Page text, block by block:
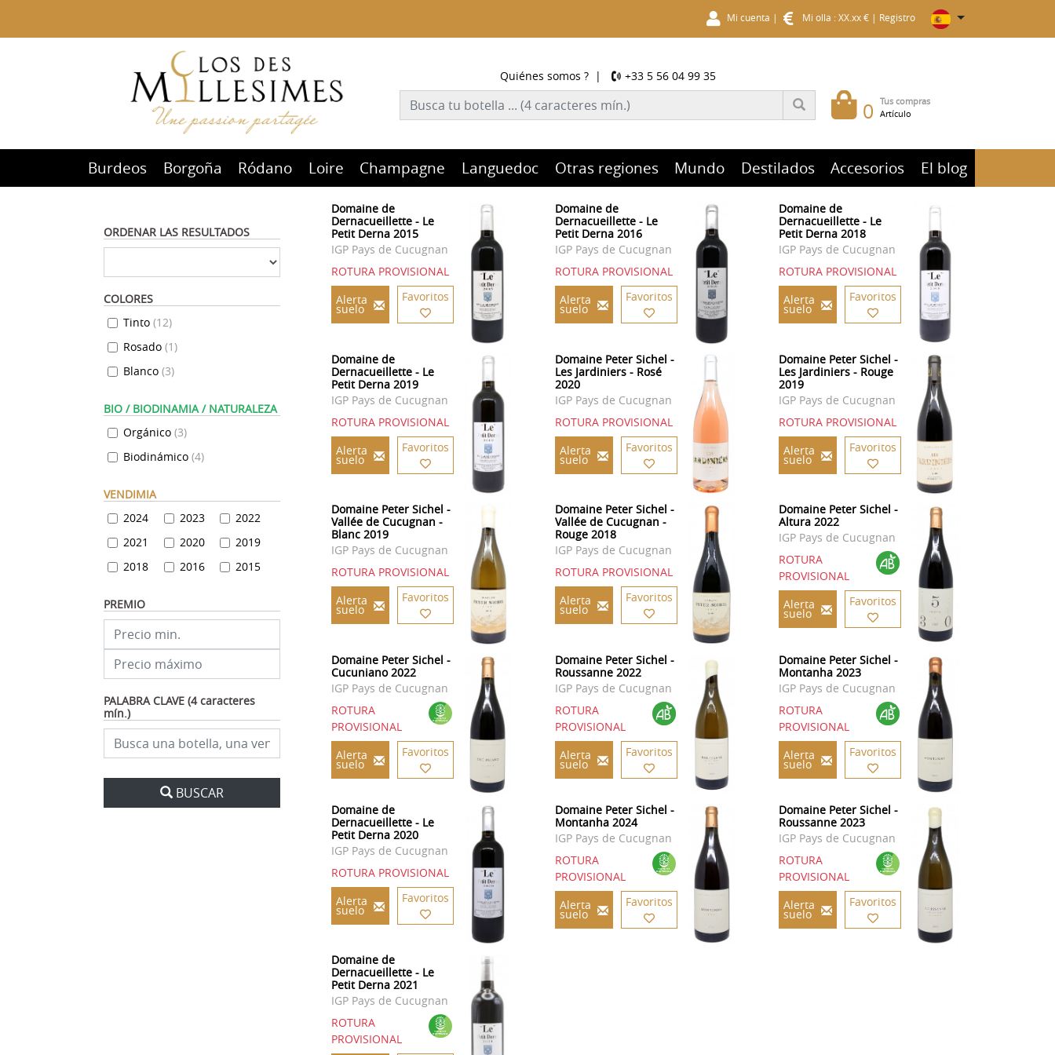
Mi cuenta | Mi olla : XX.xx € | Registro
0 Tus compras
Artículo
Quiénes somos ?| +33 5 56 04 99 35
Burdeos Borgoña Ródano Loire Champagne Languedoc Otras regiones Mundo Destilados Accesorios El blog
ORDENAR LAS RESULTADOS
COLORES
Tinto (12)
Rosado (1)
Blanco (3)
BIO / BIODINAMIA / NATURALEZA
Orgánico (3)
Biodinámico (4)
VENDIMIA
2024
2023
2022
2021
2020
2019
2018
2016 2015
PREMIO
PALABRA CLAVE (4 caracteres
mín.)
BUSCAR
Domaine de
Dernacueillette - Le
Petit Derna 2015
IGP Pays de Cucugnan
ROTURA PROVISIONAL
Alerta
suelo
Favoritos
Domaine de
Dernacueillette - Le
Petit Derna 2016
IGP Pays de Cucugnan
ROTURA PROVISIONAL
Alerta
suelo
Favoritos
Domaine de
Dernacueillette - Le
Petit Derna 2018
IGP Pays de Cucugnan
ROTURA PROVISIONAL
Alerta
suelo
Favoritos
Domaine de
Dernacueillette - Le
Petit Derna 2019
IGP Pays de Cucugnan
ROTURA PROVISIONAL
Alerta
suelo
Favoritos
Domaine Peter Sichel -
Les Jardiniers - Rosé
2020
IGP Pays de Cucugnan
ROTURA PROVISIONAL
Alerta
suelo
Favoritos
Domaine Peter Sichel -
Les Jardiniers - Rouge
2019
IGP Pays de Cucugnan
ROTURA PROVISIONAL
Alerta
suelo
Favoritos
Domaine Peter Sichel -
Vallée de Cucugnan -
Blanc 2019
IGP Pays de Cucugnan
ROTURA PROVISIONAL
Alerta
suelo
Favoritos
Domaine Peter Sichel -
Vallée de Cucugnan -
Rouge 2018
IGP Pays de Cucugnan
ROTURA PROVISIONAL
Alerta
suelo
Favoritos
Domaine Peter Sichel -
Altura 2022
IGP Pays de Cucugnan
ROTURA
PROVISIONAL
Alerta
suelo
Favoritos
Domaine Peter Sichel -
Cucuniano 2022
IGP Pays de Cucugnan
ROTURA
PROVISIONAL
Alerta
suelo
Favoritos
Domaine Peter Sichel -
Roussanne 2022
IGP Pays de Cucugnan
ROTURA
PROVISIONAL
Alerta
suelo
Favoritos
Domaine Peter Sichel -
Montanha 2023
IGP Pays de Cucugnan
ROTURA
PROVISIONAL
Alerta
suelo
Favoritos
Domaine de
Dernacueillette - Le
Petit Derna 2020
IGP Pays de Cucugnan
ROTURA PROVISIONAL
Alerta
suelo
Favoritos
Domaine Peter Sichel -
Montanha 2024
IGP Pays de Cucugnan
ROTURA
PROVISIONAL
Alerta
suelo
Favoritos
Domaine Peter Sichel -
Roussanne 2023
IGP Pays de Cucugnan
ROTURA
PROVISIONAL
Alerta
suelo
Favoritos
Domaine de
Dernacueillette - Le
Petit Derna 2021
IGP Pays de Cucugnan
ROTURA
PROVISIONAL